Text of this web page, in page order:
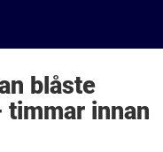
blåste
timmar innan